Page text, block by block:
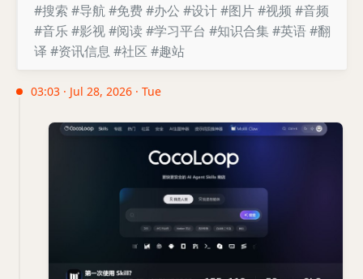
#搜索 #导航#免费#办公 #设计#图片#视频 #音频
#音乐#影视#阅读 #学习平台 #知识合集#英语#翻
译 #资讯信息 #社区 #趣站
03:03 · Jul 28, 2026 · Tue